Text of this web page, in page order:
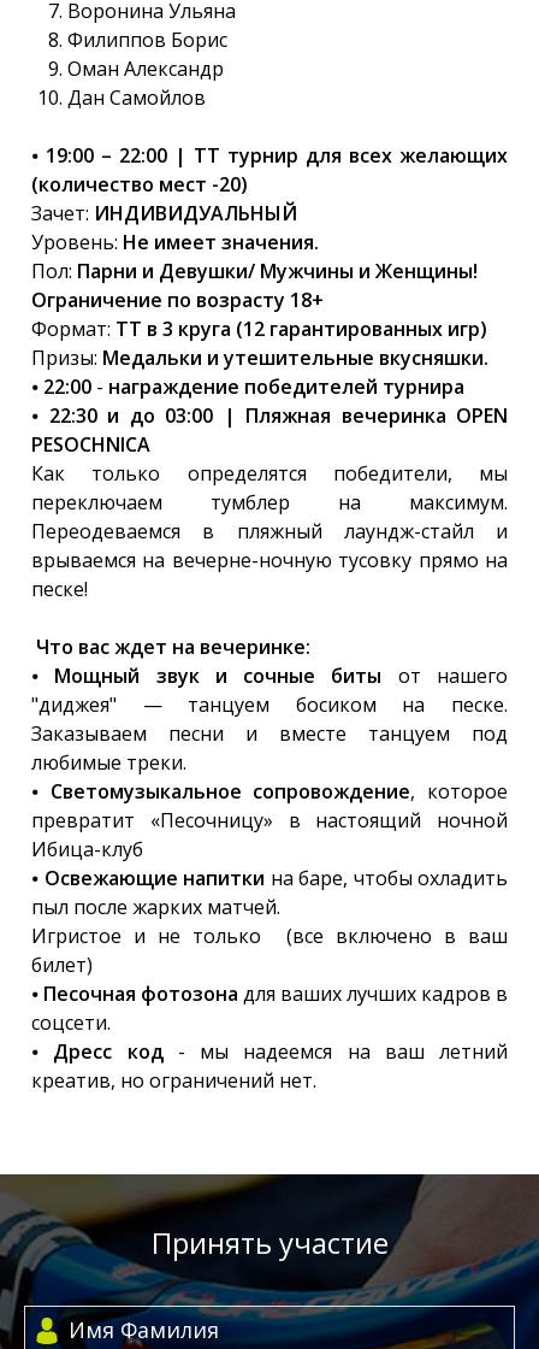
Воронина Ульяна
Филиппов Борис
Оман Александр
Дан Самойлов
⦁ 19:00 – 22:00 | ТТ турнир для всех желающих
(количество мест -20)
Зачет: ИНДИВИДУАЛЬНЫЙ
Уровень: Не имеет значения.
Пол: Парни и Девушки/ Мужчины и Женщины!
Ограничение по возрасту 18+
Формат: ТТ в 3 круга (12 гарантированных игр)
Призы: Медальки и утешительные вкусняшки.
⦁ 22:00 - награждение победителей турнира
⦁ 22:30 и до 03:00 | Пляжная вечеринка OPEN
PESOCHNICA
Как только определятся победители, мы
переключаем тумблер на максимум.
Переодеваемся в пляжный лаундж-стайл и
врываемся на вечерне-ночную тусовку прямо на
песке!
Что вас ждет на вечеринке:
⦁ Мощный звук и сочные биты от нашего
"диджея" — танцуем босиком на песке.
Заказываем песни и вместе танцуем под
любимые треки.
⦁ Светомузыкальное сопровождение, которое
превратит «Песочницу» в настоящий ночной
Ибица-клуб
⦁ Освежающие напитки на баре, чтобы охладить
пыл после жарких матчей.
Игристое и не только (все включено в ваш
билет)
⦁ Песочная фотозона для ваших лучших кадров в
соцсети.
⦁ Дресс код- мы надеемся на ваш летний
креатив, но ограничений нет.
Принять участие